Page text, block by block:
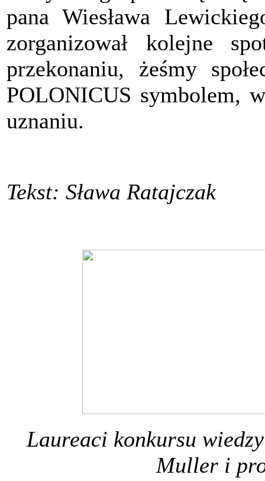
pana Wiesława
zorganizował kolejne
przekonaniu, żeśmy
POLONICUS symbolem,
uznaniu.
Tekst: Sława Ratajczak
Laureaci konkursu
Muller i